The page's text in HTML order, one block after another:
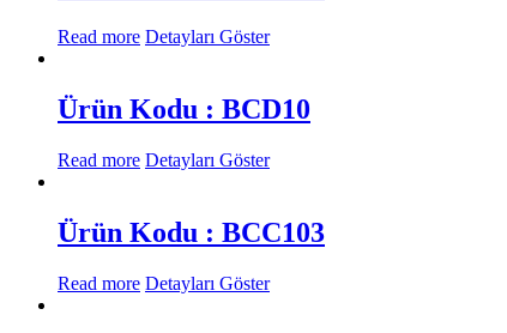
Read more Detayları Göster
Ürün Kodu : BCD10
Read more Detayları Göster
Ürün Kodu : BCC103
Read more Detayları Göster